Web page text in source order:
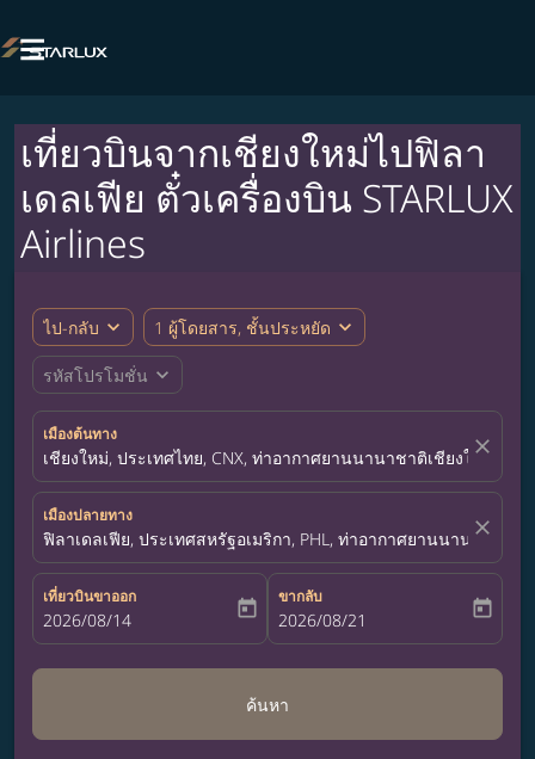

เที่ยวบินจากเชียงใหม่ไปฟิลา
เดลเฟีย ตั๋วเครื่องบิน STARLUX
Airlines
ไป-กลับ expand_more 1 ผู้โดยสาร, ชั้นประหยัด expand_more
รหัสโปรโมชั่น expand_more
เมืองต้นทาง
เชียงใหม่, ประเทศไทย, CNX, ท่าอากาศยานนานาชาติเชียงใหม่
close
เมืองปลายทาง
ฟิลาเดลเฟีย, ประเทศสหรัฐอเมริกา, PHL, ท่าอากาศยานนานาชาติฟิ
close
เที่ยวบินขาออก
fc-booking-departure-date-aria-label
2026/08/14 today
ขากลับ
fc-booking-return-date-aria-label
2026/08/21 today
ค้นหา